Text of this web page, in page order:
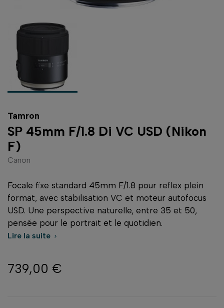
Tamron
SP 45mm F/1.8 Di VC USD (Nikon
F)
Canon
Focale fixe standard 45mm F/1.8 pour reflex plein
format, avec stabilisation VC et moteur autofocus
USD. Une perspective naturelle, entre 35 et 50,
pensée pour le portrait et le quotidien.
Lire la suite 
739,00 €